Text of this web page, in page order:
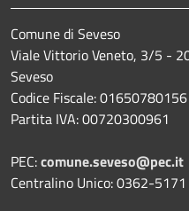
Comune di Seveso
Viale Vittorio Veneto, 3/5 -
Seveso
Codice Fiscale: 01650780156
Partita IVA: 00720300961
PEC:comune.seveso@pec.it
Centralino Unico: 0362-5171